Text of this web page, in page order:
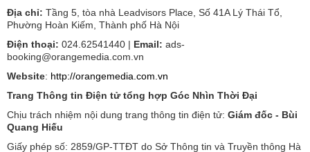
Địa chỉ: Tầng 5, tòa nhà Leadvisors Place, Số 41A Lý Thái Tổ,
Phường Hoàn Kiếm, Thành phố Hà Nội
Điện thoại: 024.62541440 | Email: ads-
booking@orangemedia.com.vn
Website: http://orangemedia.com.vn
Trang Thông tin Điện tử tổng hợp Góc Nhìn Thời Đại
Chịu trách nhiệm nội dung trang thông tin điện tử: Giám đốc - Bùi
Quang Hiếu
Giấy phép số: 2859/GP-TTĐT do Sở Thông tin và Truyền thông Hà